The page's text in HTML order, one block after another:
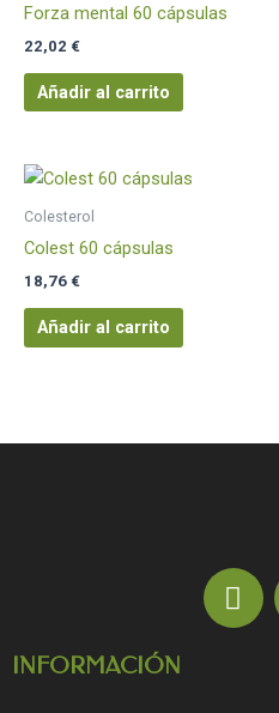
Forza mental 60 cápsulas
22,02 €
Añadir al carrito
Colesterol
Colest 60 cápsulas
18,76 €
Añadir al carrito
F
a
INFORMACIÓN